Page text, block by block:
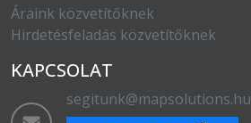
Áraink közvetítőknek
Hirdetésfeladás közvetítőknek
KAPCSOLAT
segitunk@mapsolutions.hu